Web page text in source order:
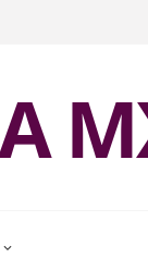
expand_more